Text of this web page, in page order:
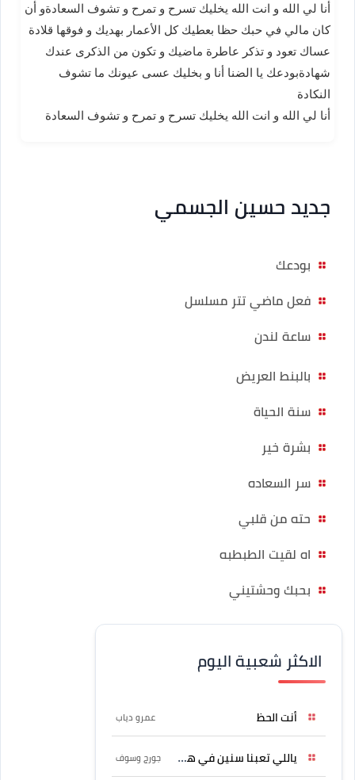
أنا لي الله و انت الله يخليك تسرح و تمرح و تشوف السعادةو أن
كان مالي في حبك حظا بعطيك كل الأعمار بهديك و فوقها قلادة
عساك تعود و تذكر عاطرة ماضيك و تكون من الذكرى عندك
شهادةبودعك يا الضنا أنا و بخليك عسى عيونك ما تشوف
النكادة
أنا لي الله و انت الله يخليك تسرح و تمرح و تشوف السعادة
جديد حسين الجسمي
بودعك
فعل ماضي تتر مسلسل
ساعة لندن
بالبنط العريض
سنة الحياة
بشرة خير
سر السعاده
حته من قلبي
اه لقيت الطبطبه
بحبك وحشتيني
الاكثر شعبية اليوم
أنت الحظ عمرو دياب
ياللي تعبنا سنين في هواه جورج وسوف